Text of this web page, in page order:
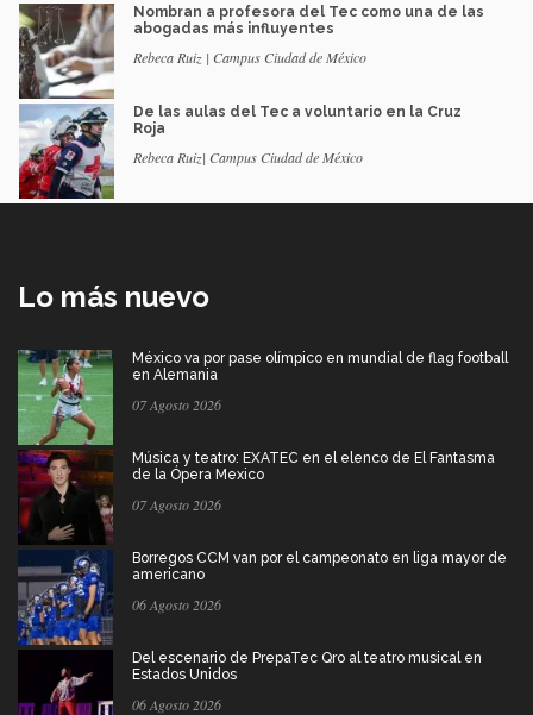
Nombran a profesora del Tec como una de las
abogadas más influyentes
Rebeca Ruiz | Campus Ciudad de México
De las aulas del Tec a voluntario en la Cruz
Roja
Rebeca Ruiz| Campus Ciudad de México
Lo más nuevo
México va por pase olímpico en mundial de flag football
en Alemania
07 Agosto 2026
Música y teatro: EXATEC en el elenco de El Fantasma
de la Ópera Mexico
07 Agosto 2026
Borregos CCM van por el campeonato en liga mayor de
americano
06 Agosto 2026
Del escenario de PrepaTec Qro al teatro musical en
Estados Unidos
06 Agosto 2026